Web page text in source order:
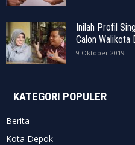
Inilah Profil
Calon Walikota
9 Oktober 2019
KATEGORI POPULER
Berita
Kota Depok